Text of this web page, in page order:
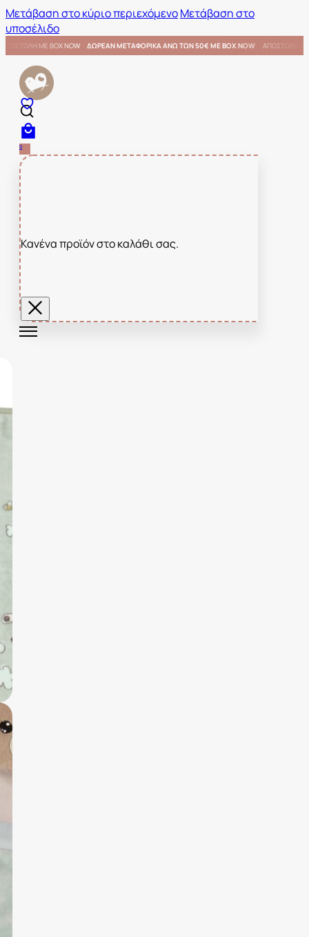
Μετάβαση στο κύριο περιεχόμενοΜετάβαση στο
υποσέλιδο
ΜΕ BOX NOW ΑΠΟΣΤΟΛΗ ΜΕ BOX NOW ΔΩΡΕΑΝ ΜΕΤΑΦΟΡΙΚΑ ΑΝΩ ΤΩΝ 50€ ΜΕ BOX
0
Κανένα προϊόν στο καλάθι σας.